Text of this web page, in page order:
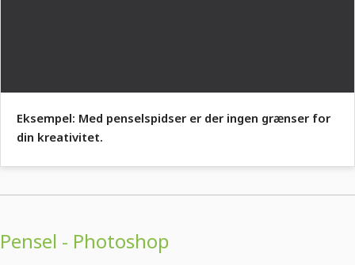
Eksempel: Med penselspidser er der ingen grænser for
din kreativitet.
Pensel - Photoshop